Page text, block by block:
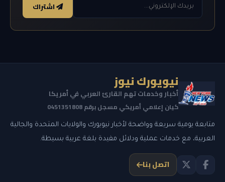
اشتراك
نيويورك نيوز
أخبار وخدمات تهم القارئ العربي في أمريكا
كيان إعلامي أمريكي مسجل برقم 0451351808
متابعة يومية سريعة وواضحة لأخبار نيويورك والولايات المتحدة والجالية
العربية، مع خدمات عملية ودلائل مفيدة بلغة عربية بسيطة.
اتصل بنا